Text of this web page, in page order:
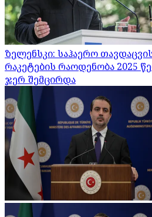
ზელენსკი: საჰაერო
რაკეტების რაოდენობა 2025
ჯერ შემცირდა